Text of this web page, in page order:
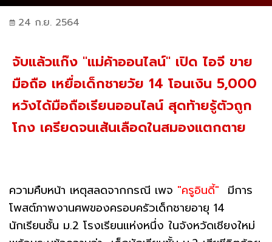
24 ก.ย. 2564
จับแล้วแก๊ง "แม่ค้าออนไลน์" เปิด ไอจี ขาย
มือถือ เหยื่อเด็กชายวัย 14 โอนเงิน 5,000
หวังได้มือถือเรียนออนไลน์ สุดท้ายรู้ตัวถูก
โกง เครียดจนเส้นเลือดในสมองแตกตาย
ความคืบหน้า เหตุสลดจากกรณี เพจ "ครูอินดี้" มีการ
โพสต์ภาพงานศพของครอบครัวเด็กชายอายุ 14
นักเรียนชั้น ม.2 โรงเรียนแห่งหนึ่ง ในจังหวัดเชียงใหม่